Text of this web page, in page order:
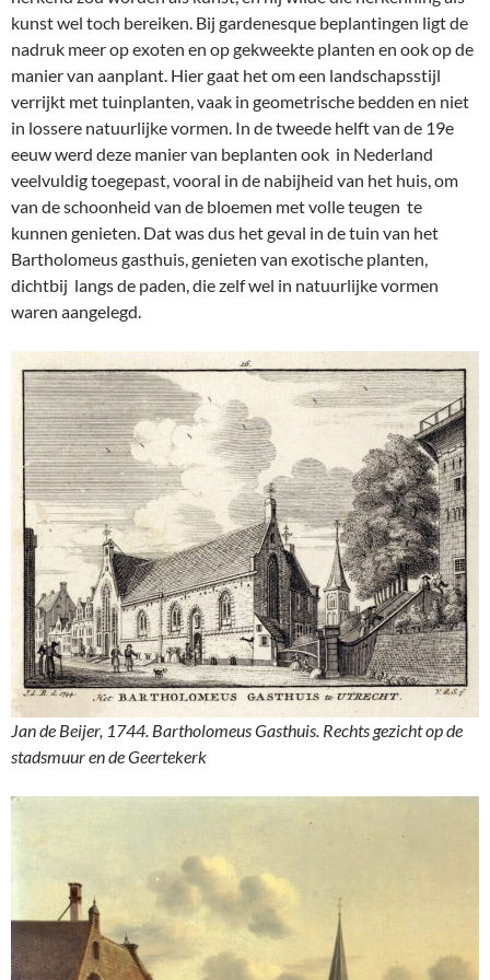
kunst wel toch bereiken. Bij gardenesque beplantingen ligt de
nadruk meer op exoten en op gekweekte planten en ook op de
manier van aanplant. Hier gaat het om een landschapsstijl
verrijkt met tuinplanten, vaak in geometrische bedden en niet
in lossere natuurlijke vormen. In de tweede helft van de 19e
eeuw werd deze manier van beplanten ook in Nederland
veelvuldig toegepast, vooral in de nabijheid van het huis, om
van de schoonheid van de bloemen met volle teugen te
kunnen genieten. Dat was dus het geval in de tuin van het
Bartholomeus gasthuis, genieten van exotische planten,
dichtbij langs de paden, die zelf wel in natuurlijke vormen
waren aangelegd.
Jan de Beijer, 1744. Bartholomeus Gasthuis. Rechts gezicht op de
stadsmuur en de Geertekerk